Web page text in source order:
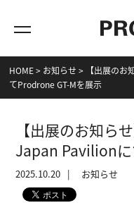
HOME> お知らせ >
【出展の
てProdrone GT-Mを展示
【出展のお知ら
Japan Pavilion
2025.10.20 お知らせ